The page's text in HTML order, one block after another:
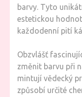
barvy. Tyto
estetickou
každodenní pití
Obzvlášť
změnit barvu při
mintují vědecký
způsobí určité